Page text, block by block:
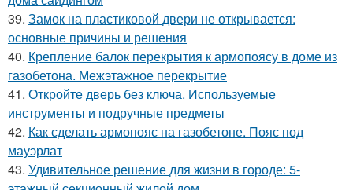
39. Замок на пластиковой двери не открывается:
основные причины и решения
40. Крепление балок перекрытия к армопоясу в доме из
газобетона. Межэтажное перекрытие
41. Откройте дверь без ключа. Используемые
инструменты и подручные предметы
42. Как сделать армопояс на газобетоне. Пояс под
мауэрлат
43. Удивительное решение для жизни в городе: 5-